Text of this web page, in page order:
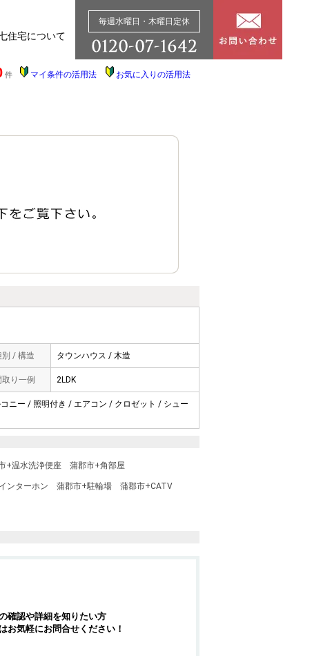
住宅について
毎週水曜日・木曜日定休
件 マイ条件の活用法 お気に入りの活用法
別 / 構造 タウンハウス / 木造
取り一例 2LDK
ニー / 照明付き / エアコン / クロゼット / シュー
+温水洗浄便座 蒲郡市+角部屋
ンターホン 蒲郡市+駐輪場 蒲郡市+CATV
確認や詳細を知りたい方
お気軽にお問合せください！